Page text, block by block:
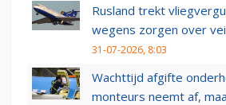
Rusland trekt
wegens zorgen over
31-07-2026, 8:03
Wachttijd afgifte
monteurs neemt af,